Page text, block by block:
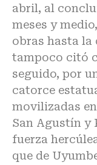
abril, al
meses y
obras hasta la
tampoco citó
seguido, por
catorce
movilizadas
San Agustín y
fuerza
que de